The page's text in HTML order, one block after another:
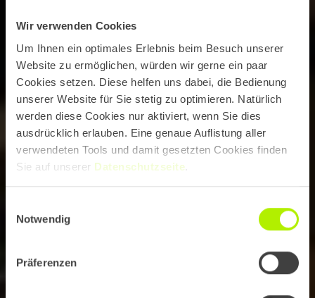
Wir verwenden Cookies
Um Ihnen ein optimales Erlebnis beim Besuch unserer
Website zu ermöglichen, würden wir gerne ein paar
Cookies setzen. Diese helfen uns dabei, die Bedienung
unserer Website für Sie stetig zu optimieren. Natürlich
werden diese Cookies nur aktiviert, wenn Sie dies
ausdrücklich erlauben. Eine genaue Auflistung aller
verwendeten Tools und damit gesetzten Cookies finden
Sie auf unserer Datenschutzseite
Notwendig
Präferenzen